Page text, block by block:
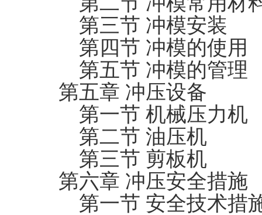
第三节 冲模安装
第四节 冲模的使用
第五节 冲模的管理
第五章 冲压设备
第一节 机械压力机
第二节 油压机
第三节 剪板机
第六章 冲压安全措施
第一节 安全技术措